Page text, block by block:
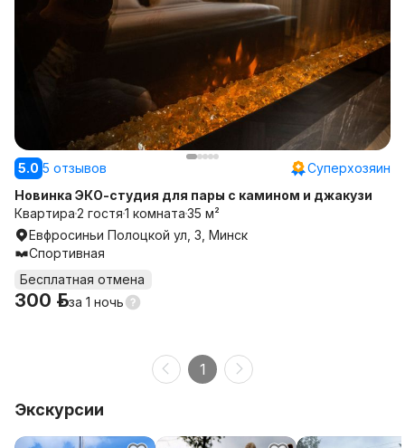
5.0 5 отзывов
Суперхозяин
Новинка ЭКО-студия для пары с камином и джакузи
Квартира2 гостя1 комната35 м²
Евфросиньи Полоцкой ул, 3, Минск
Спортивная
Бесплатная отмена
300 р.за 1 ночь
1
Экскурсии